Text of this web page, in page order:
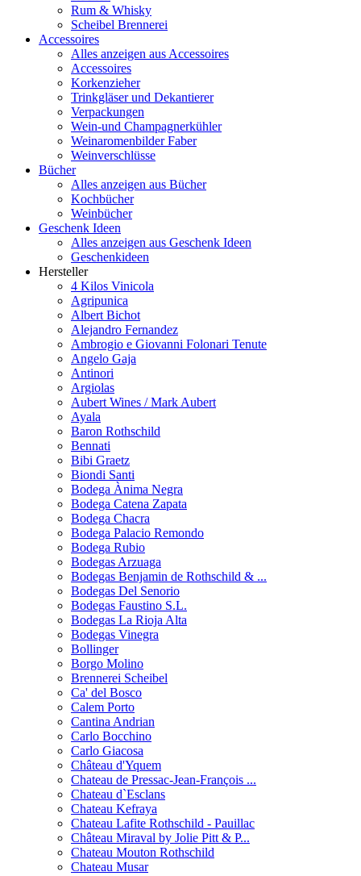
Rum & Whisky
Scheibel Brennerei
Accessoires
Alles anzeigen aus Accessoires
Accessoires
Korkenzieher
Trinkgläser und Dekantierer
Verpackungen
Wein-und Champagnerkühler
Weinaromenbilder Faber
Weinverschlüsse
Bücher
Alles anzeigen aus Bücher
Kochbücher
Weinbücher
Geschenk Ideen
Alles anzeigen aus Geschenk Ideen
Geschenkideen
Hersteller
4 Kilos Vinicola
Agripunica
Albert Bichot
Alejandro Fernandez
Ambrogio e Giovanni Folonari Tenute
Angelo Gaja
Antinori
Argiolas
Aubert Wines / Mark Aubert
Ayala
Baron Rothschild
Bennati
Bibi Graetz
Biondi Santi
Bodega Ànima Negra
Bodega Catena Zapata
Bodega Chacra
Bodega Palacio Remondo
Bodega Rubio
Bodegas Arzuaga
Bodegas Benjamin de Rothschild & ...
Bodegas Del Senorio
Bodegas Faustino S.L.
Bodegas La Rioja Alta
Bodegas Vinegra
Bollinger
Borgo Molino
Brennerei Scheibel
Ca' del Bosco
Calem Porto
Cantina Andrian
Carlo Bocchino
Carlo Giacosa
Château d'Yquem
Chateau de Pressac-Jean-François ...
Chateau d`Esclans
Chateau Kefraya
Chateau Lafite Rothschild - Pauillac
Château Miraval by Jolie Pitt & P...
Chateau Mouton Rothschild
Chateau Musar